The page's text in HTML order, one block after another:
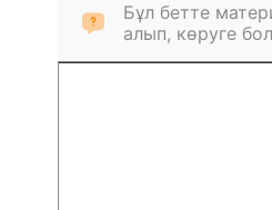
Бұл бетте
алып, көруге